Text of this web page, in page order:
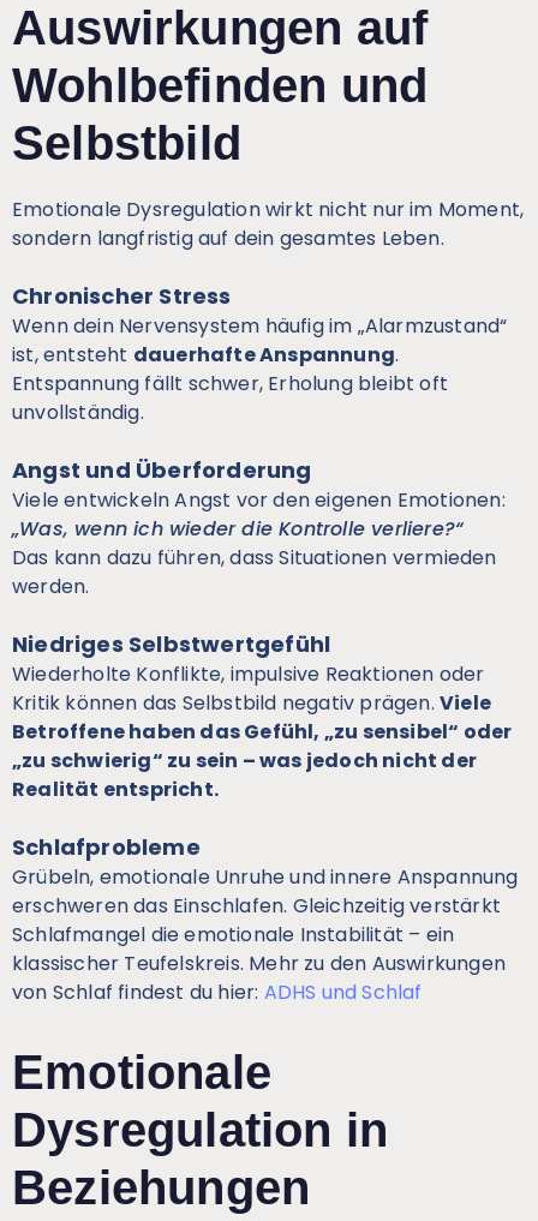
Auswirkungen auf
Wohlbefinden und
Selbstbild
Emotionale Dysregulation wirkt nicht nur im Moment,
sondern langfristig auf dein gesamtes Leben.
Chronischer Stress
Wenn dein Nervensystem häufig im „Alarmzustand“
ist, entsteht dauerhafte Anspannung.
Entspannung fällt schwer, Erholung bleibt oft
unvollständig.
Angst und Überforderung
Viele entwickeln Angst vor den eigenen Emotionen:
„Was, wenn ich wieder die Kontrolle verliere?“
Das kann dazu führen, dass Situationen vermieden
werden.
Niedriges Selbstwertgefühl
Wiederholte Konflikte, impulsive Reaktionen oder
Kritik können das Selbstbild negativ prägen.Viele
Betroffene haben das Gefühl, „zu sensibel“ oder
„zu schwierig“ zu sein – was jedoch nicht der
Realität entspricht.
Schlafprobleme
Grübeln, emotionale Unruhe und innere Anspannung
erschweren das Einschlafen. Gleichzeitig verstärkt
Schlafmangel die emotionale Instabilität – ein
klassischer Teufelskreis. Mehr zu den Auswirkungen
von Schlaf findest du hier: ADHS und Schlaf
Emotionale
Dysregulation in
Beziehungen